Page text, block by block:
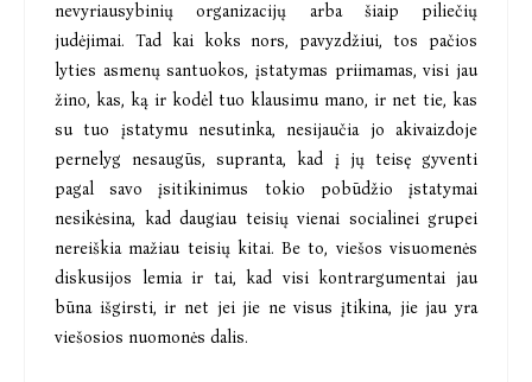
nevyriausybinių organizacijų arba šiaip piliečių
judėjimai. Tad kai koks nors, pavyzdžiui, tos pačios
lyties asmenų santuokos, įstatymas priimamas, visi jau
žino, kas, ką ir kodėl tuo klausimu mano, ir net tie, kas
su tuo įstatymu nesutinka, nesijaučia jo akivaizdoje
pernelyg nesaugūs, supranta, kad į jų teisę gyventi
pagal savo įsitikinimus tokio pobūdžio įstatymai
nesikėsina, kad daugiau teisių vienai socialinei grupei
nereiškia mažiau teisių kitai. Be to, viešos visuomenės
diskusijos lemia ir tai, kad visi kontrargumentai jau
būna išgirsti, ir net jei jie ne visus įtikina, jie jau yra
viešosios nuomonės dalis.